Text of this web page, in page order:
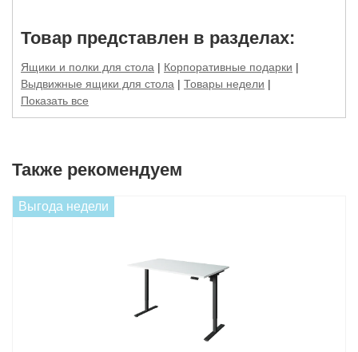
Товар представлен в разделах:
Ящики и полки для стола | Корпоративные подарки |
Выдвижные ящики для стола | Товары недели |
Показать все
Также рекомендуем
Выгода недели